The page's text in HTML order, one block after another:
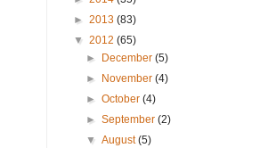
► 2013 (83)
▼ 2012 (65)
►
December(5)
►
November(4)
►October(4)
►September(2)
▼August(5)